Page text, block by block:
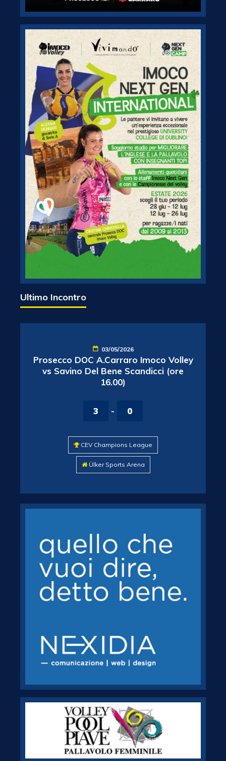
Ultimo Incontro
03/05/2026
Prosecco DOC A.Carraro Imoco Volley
vs Savino Del Bene Scandicci (ore
16.00)
3 - 0
CEV Champions League
Ülker Sports Arena